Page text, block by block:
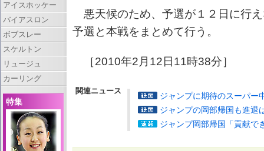
悪天候のため、予選が１２日に行
予選と本戦をまとめて行う。
［2010年2月12日11時38分］
関連ニュース
ジャンプに期待のスーパー
ジャンプの岡部帰国も進退
ジャンプ岡部帰国「貢献で
アイスホッケー
バイアスロン
ボブスレー
スケルトン
リュージュ
カーリング
特集